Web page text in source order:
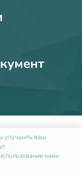
улучшить ваш
нами